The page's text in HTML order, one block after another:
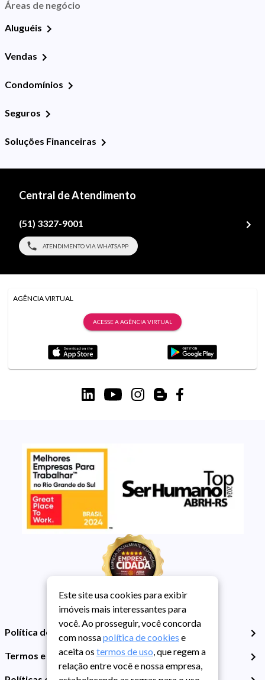
Áreas de negócio
Aluguéis
Vendas
Condomínios
Seguros
Soluções Financeiras
Central de Atendimento
(51) 3327-9001
ATENDIMENTO VIA WHATSAPP
AGÊNCIA VIRTUAL
ACESSE A AGÊNCIA VIRTUAL
Política de Privacidade
Termos e Condições de Uso
Este site usa cookies para exibir
imóveis mais interessantes para
você. Ao prosseguir, você concorda
com nossapolítica de cookies e
aceita os termos de uso, que regem a
relação entre você e nossa empresa,